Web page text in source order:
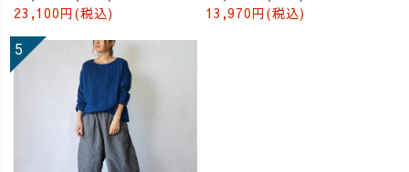
23,100円(税込)
13,970円(税込)